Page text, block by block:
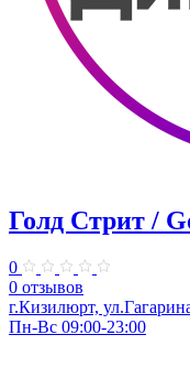
Голд Стрит /
0
0 отзывов
г.Кизилюрт,
Пн-Вс 09:00-23:00